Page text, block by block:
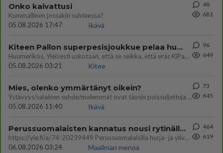
Onko kaivattusi
Kummallinen jossakin suhteessa?
05.08.2026 17:47
Ikävä
48
681
Kiteen Pallon superpesisjoukkue pelaa huumeiden vaikutuksen alaisena
Huumerikos. Yleisesti uskotaan, että se seikka, että eräs KiPan pelaaja kärähtää huumeista, on vain jäävuoren huippu. M
05.08.2026 03:21
Kitee
96
649
Mies, olenko ymmärtänyt oikein?
Ystävyys/salainen suhde/molemmat ovat täysin poissuljettuja asioita? Nainen
05.08.2026 11:40
Ikävä
73
645
Perussuomalaisten kannatus nousi rytinällä Ylen tänään julkaisemassa tuoreimmassa gallup-kyselyssä.
https://yle.fi/a/74-20239449 Perussuomalaisilla hurja- ja ylivoimaisesti suurin nousu tässä uudessa Ylen gallupissa. Kyl
06.08.2026 03:24
Maailman menoa
464
619